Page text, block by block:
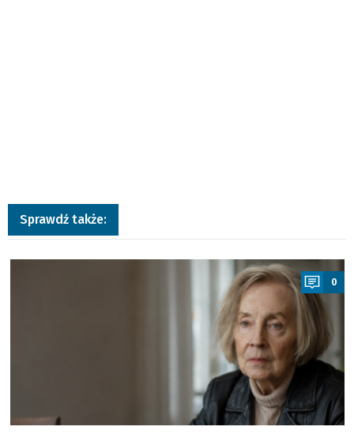
Sprawdź także:
a
0